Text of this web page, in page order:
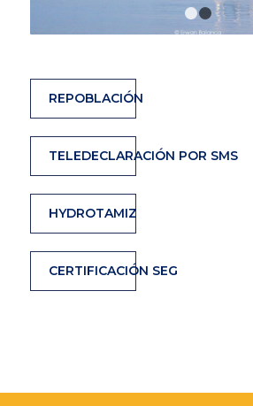
REPOBLACIÓN
TELEDECLARACIÓN POR SMS
HYDROTAMIZ
CERTIFICACIÓN SEG